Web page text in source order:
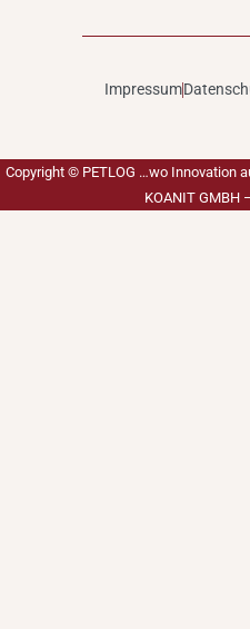
Impressum
Copyright © PETLOG …wo Innovation
KOANIT GMBH